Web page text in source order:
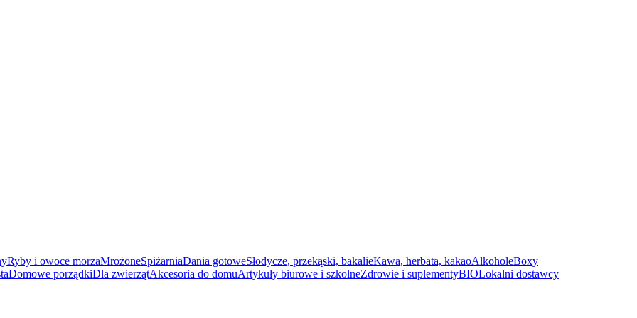
Ryby i owoce morzaMrożoneSpiżarniaDania gotoweSłodycze, przekąski, bakalieKawa, herbata, kakaoAlkoholeBoxy
Domowe porządkiDla zwierzątAkcesoria do domuArtykuły biurowe i szkolneZdrowie i suplementyBIOLokalni dostawcy